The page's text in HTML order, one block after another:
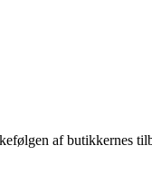
af butikkernes